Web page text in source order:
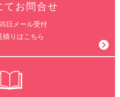
てお問合せ
日メール受付
積りはこちら